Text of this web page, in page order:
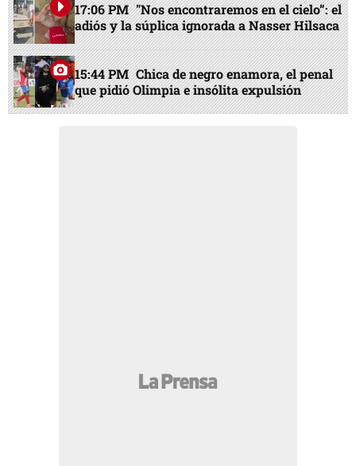
17:06 PM "Nos encontraremos en el cielo”: el
adiós y la súplica ignorada a Nasser Hilsaca
15:44 PM Chica de negro enamora, el penal
que pidió Olimpia e insólita expulsión